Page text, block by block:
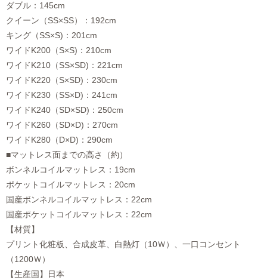
ダブル：145cm
クイーン（SS×SS）：192cm
キング（SS×S)：201cm
ワイドK200（S×S)：210cm
ワイドK210（SS×SD)：221cm
ワイドK220（S×SD)：230cm
ワイドK230（SS×D)：241cm
ワイドK240（SD×SD)：250cm
ワイドK260（SD×D)：270cm
ワイドK280（D×D)：290cm
■マットレス面までの高さ（約）
ボンネルコイルマットレス：19cm
ポケットコイルマットレス：20cm
国産ボンネルコイルマットレス：22cm
国産ポケットコイルマットレス：22cm
【材質】
プリント化粧板、合成皮革、白熱灯（10Ｗ）、一口コンセント
（1200Ｗ）
【生産国】日本